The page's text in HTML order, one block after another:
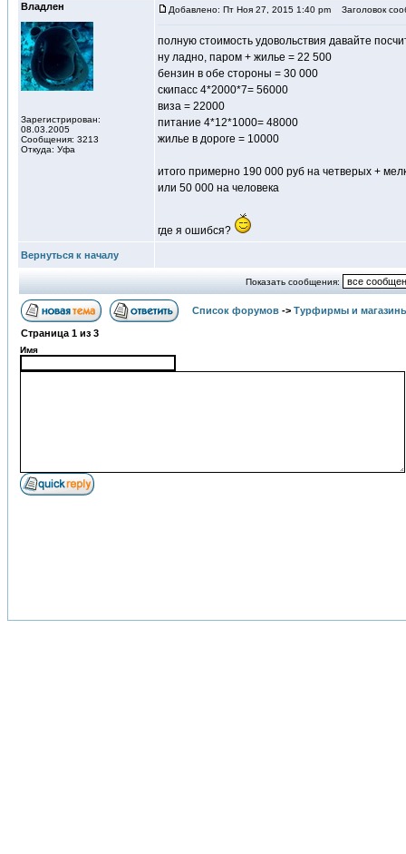
Владлен
Зарегистрирован:
08.03.2005
Сообщения: 3213
Откуда: Уфа
Добавлено: Пт Ноя 27, 2015 1:40 pm Заголовок
полную стоимость удовольствия давайте
ну ладно, паром + жилье = 22 500
бензин в обе стороны = 30 000
скипасс 4*2000*7= 56000
виза = 22000
питание 4*12*1000= 48000
жилье в дороге = 10000
итого примерно 190 000 руб на четверых +
или 50 000 на человека
где я ошибся?
Вернуться к началу
Показать сообщения:
Список форумов -> Турфирмы и
Страница 1 из 3
Имя